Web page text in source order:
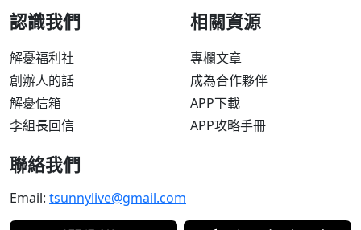
認識我們
解憂福利社
創辦人的話
解憂信箱
李組長回信
相關資源
專欄文章
成為合作夥伴
APP下載
APP攻略手冊
聯絡我們
Email: tsunnylive@gmail.com